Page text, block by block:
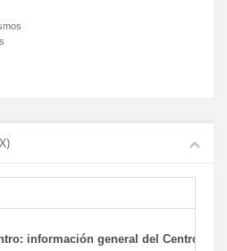
información general del Centro y